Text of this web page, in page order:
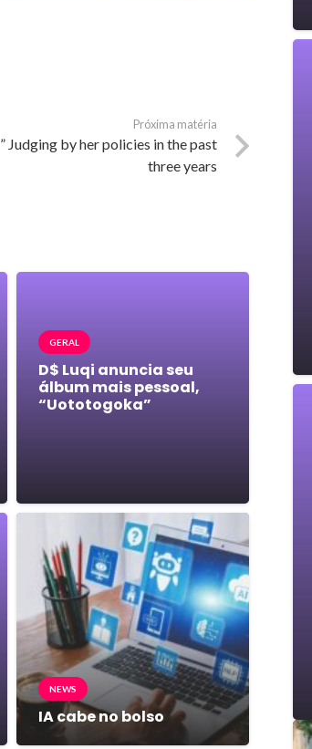
Próxima matéria
” Judging by her policies in the past
three years
GERAL
D$ Luqi anuncia seu
álbum mais pessoal,
“Uototogoka”
NEWS
IA cabe no bolso